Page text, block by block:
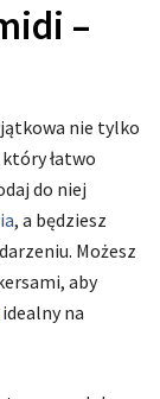
–
nie tylko
łatwo
do niej
, a będziesz
Możesz
aby
idealny na